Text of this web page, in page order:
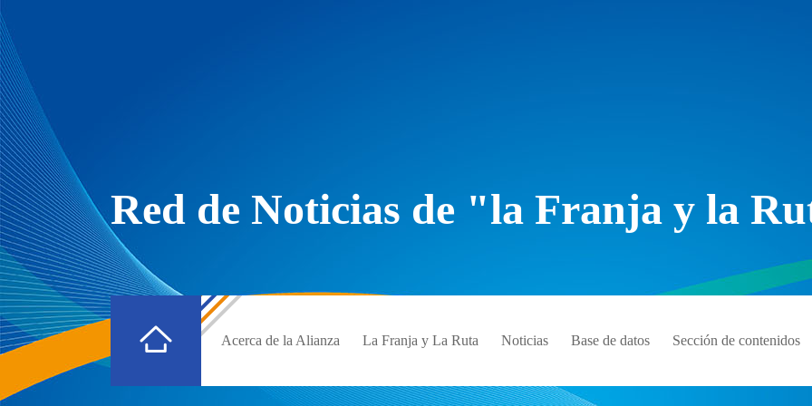
Red de Noticias de "la Franja y la
Acerca de la Alianza La Franja y La Ruta Noticias Base de datos Sección de contenidos